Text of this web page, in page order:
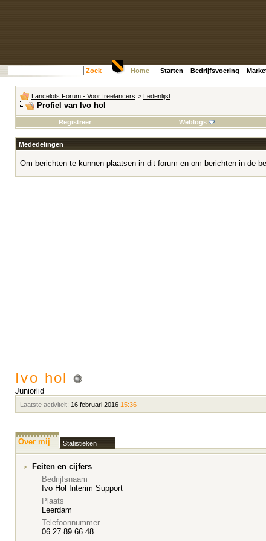
Zoek Home Starten Bedrijfsvoering
Lancelots Forum - Voor freelancers > Ledenlijst
Profiel van Ivo hol
Registreer
Weblogs
Mededelingen
Om berichten te kunnen plaatsen in dit forum en om berichten in de
Ivo hol
Juniorlid
Laatste activiteit: 16 februari 2016 15:36
Over mij Statistieken
Feiten en cijfers
Bedrijfsnaam
Ivo Hol Interim Support
Plaats
Leerdam
Telefoonnummer
06 27 89 66 48